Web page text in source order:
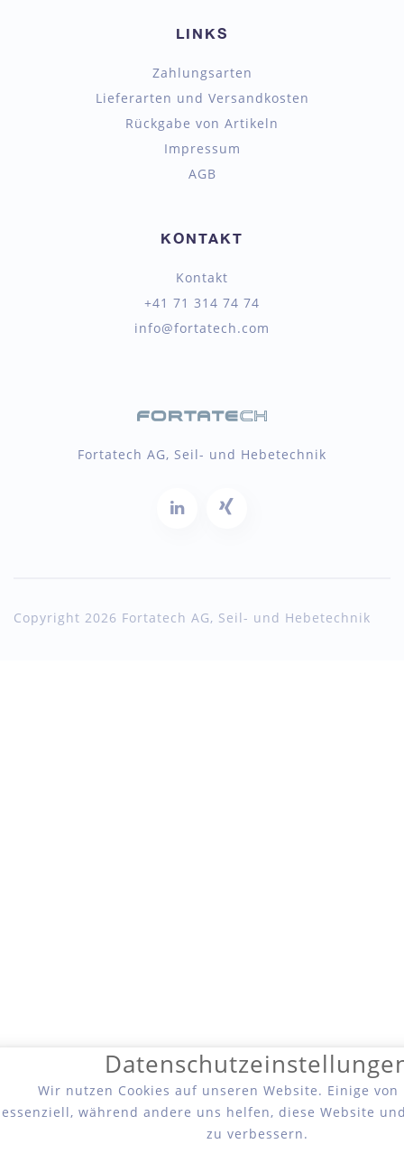
LINKS
Zahlungsarten
Lieferarten und Versandkosten
Rückgabe von Artikeln
Impressum
AGB
KONTAKT
Kontakt
+41 71 314 74 74
info@fortatech.com
Fortatech AG, Seil- und Hebetechnik
Copyright 2026 Fortatech AG, Seil- und Hebetechnik
Wir nutzen Cookies auf unseren Website. Einige
essenziell, während andere uns helfen, diese Website
zu verbessern.